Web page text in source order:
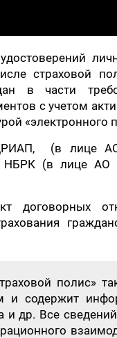
страховой
в части
с учетом
«электронного
(в лице
(в лице АО
договорных
полис»
и содержит
и др. Все